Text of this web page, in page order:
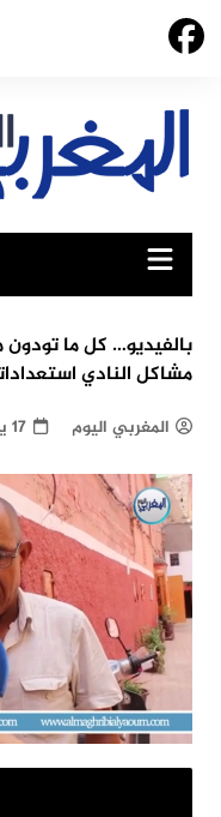
Skip
بالفيديو… كل ما
مشاكل النادي
المغربي اليوم 17 يوليوز، 2020